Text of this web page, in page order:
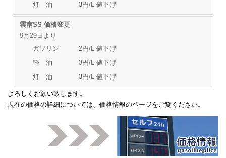
灯 油 3円/L 値下げ
雲南SS 価格変更
9月29日より
ガソリン 2円/L 値下げ
軽 油 3円/L 値下げ
灯 油 3円/L 値下げ
よろしくお願い致します。
現在の価格の詳細については、 価格情報のページをご覧ください。